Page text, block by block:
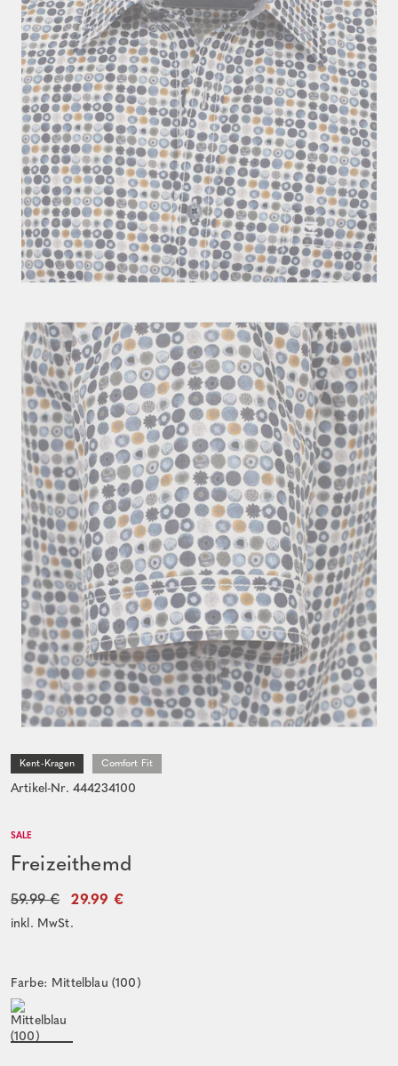
Kent-Kragen Comfort Fit
Artikel-Nr. 444234100
SALE
Freizeithemd
59.99 € 29.99 €
inkl. MwSt.
Farbe: Mittelblau (100)